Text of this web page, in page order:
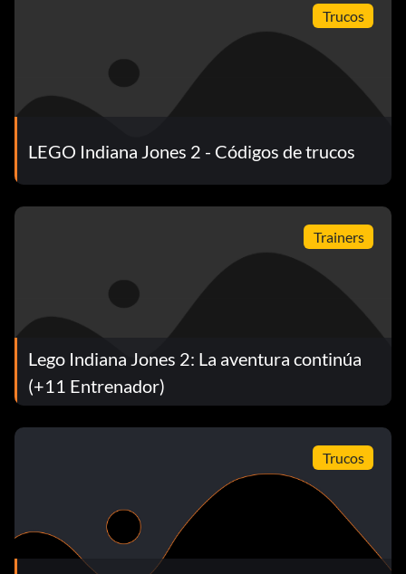
Trucos
LEGO Indiana Jones 2 - Códigos de trucos
Trainers
Lego Indiana Jones 2: La aventura continúa
(+11 Entrenador)
Trucos